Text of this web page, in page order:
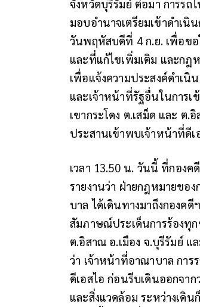
จังหวัดบุรีรัมย์ ต่อมา การร
มอบอำนาจเตรียมเข้าดำเ
วันพฤหัสบดีที่ 4 ก.ย. เพื่อข
และที่แก้ไขเพิ่มเติม และกฎ
เพื่อแจ้งความประสงค์ดำเ
และเจ้าหน้าที่รัฐอื่นในการ
เขากระโดง ต.เสม็ด และ ต
ประสานเข้าพบเจ้าหน้าที่ดี
เวลา 13.50 น. วันนี้ ที่กอง
รายงานว่า ฝ่ายกฎหมายขอ
บาล ได้เดินทางมาถึงกองค
สัมภาษณ์ประเด็นการร้องทุ
ต.อิสาณ อ.เมือง จ.บุรีรัมย์ แ
ว่า เจ้าหน้าที่อาณาบาล กา
ดีเอสไอ ก่อนรีบเดินออกจา
และสิ่งแวดล้อม ระหว่างเดิ